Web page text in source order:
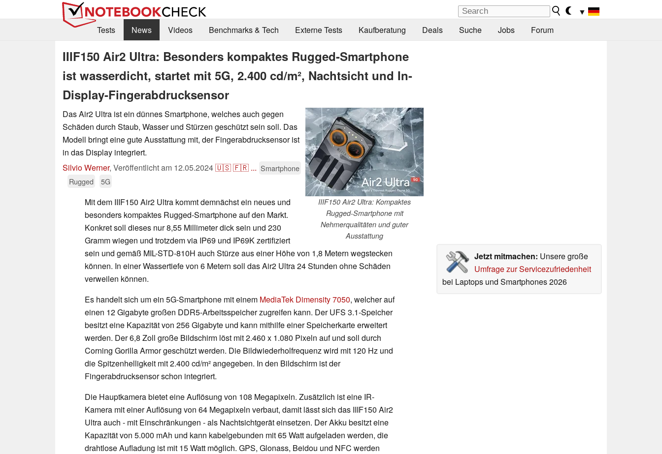
▼
Tests
News Videos Benchmarks & Tech Externe Tests Kaufberatung Deals Suche Jobs Forum
IIIF150 Air2 Ultra: Besonders kompaktes Rugged-Smartphone
ist wasserdicht, startet mit 5G, 2.400 cd/m², Nachtsicht und In-
Display-Fingerabdrucksensor
IIIF150 Air2 Ultra: Kompaktes
Rugged-Smartphone mit
Nehmerqualitäten und guter
Ausstattung
Das Air2 Ultra ist ein dünnes Smartphone, welches auch gegen
Schäden durch Staub, Wasser und Stürzen geschützt sein soll. Das
Modell bringt eine gute Ausstattung mit, der Fingerabdrucksensor ist
in das Display integriert.
Silvio Werner, Veröffentlicht am 12.05.2024🇺🇸🇫🇷 ... Smartphone
Rugged
5G
Jetzt mitmachen: Unsere große
Umfrage zur Servicezufriedenheit
bei Laptops und Smartphones 2026
Mit dem IIIF150 Air2 Ultra kommt demnächst ein neues und
besonders kompaktes Rugged-Smartphone auf den Markt.
Konkret soll dieses nur 8,55 Millimeter dick sein und 230
Gramm wiegen und trotzdem via IP69 und IP69K zertifiziert
sein und gemäß MIL-STD-810H auch Stürze aus einer Höhe von 1,8 Metern wegstecken
können. In einer Wassertiefe von 6 Metern soll das Air2 Ultra 24 Stunden ohne Schäden
verweilen können.
Es handelt sich um ein 5G-Smartphone mit einem MediaTek Dimensity 7050, welcher auf
einen 12 Gigabyte großen DDR5-Arbeitsspeicher zugreifen kann. Der UFS 3.1-Speicher
besitzt eine Kapazität von 256 Gigabyte und kann mithilfe einer Speicherkarte erweitert
werden. Der 6,8 Zoll große Bildschirm löst mit 2.460 x 1.080 Pixeln auf und soll durch
Corning Gorilla Armor geschützt werden. Die Bildwiederholfrequenz wird mit 120 Hz und
die Spitzenhelligkeit mit 2.400 cd/m² angegeben. In den Bildschirm ist der
Fingerabdrucksensor schon integriert.
Die Hauptkamera bietet eine Auflösung von 108 Megapixeln. Zusätzlich ist eine IR-
Kamera mit einer Auflösung von 64 Megapixeln verbaut, damit lässt sich das IIIF150 Air2
Ultra auch - mit Einschränkungen - als Nachtsichtgerät einsetzen. Der Akku besitzt eine
Kapazität von 5.000 mAh und kann kabelgebunden mit 65 Watt aufgeladen werden, die
drahtlose Aufladung ist mit 15 Watt möglich. GPS, Glonass, Beidou und NFC werden